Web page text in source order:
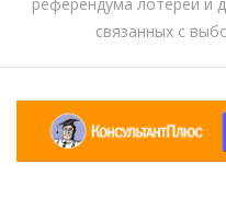
связанных с